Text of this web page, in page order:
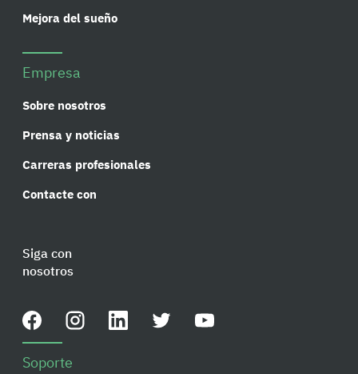
Mejora del sueño
Empresa
Sobre nosotros
Prensa y noticias
Carreras profesionales
Contacte con
Siga con
nosotros
Soporte